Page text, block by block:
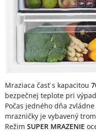
Mraziaca časť s kapacitou
bezpečnej teplote pri
Počas jedného dňa
mrazničky je vybavený
Režim SUPER MRAZENIE